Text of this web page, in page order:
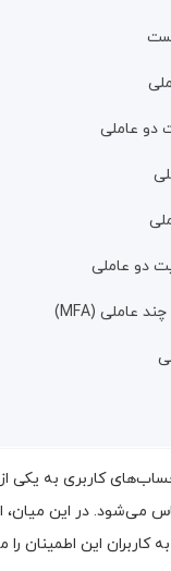
دو عاملی
دو عاملی
حساب‌های کاربری به
کاربران این